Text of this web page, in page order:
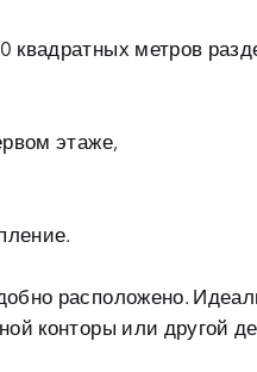
метров
этаже,
расположено.
конторы или другой